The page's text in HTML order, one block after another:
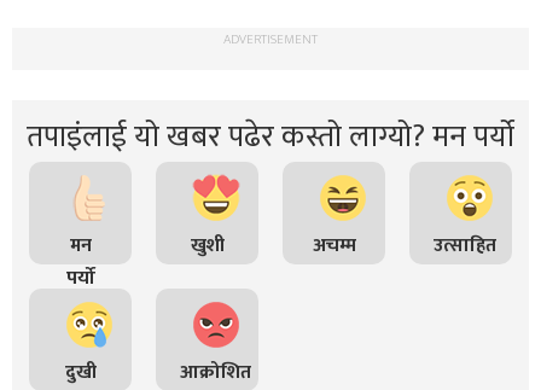
ADVERTISEMENT
तपाइंलाई यो खबर पढेर कस्तो लाग्यो? मन पर्यो
मन
पर्यो
खुशी अचम्म उत्साहित
दुखी आक्रोशित